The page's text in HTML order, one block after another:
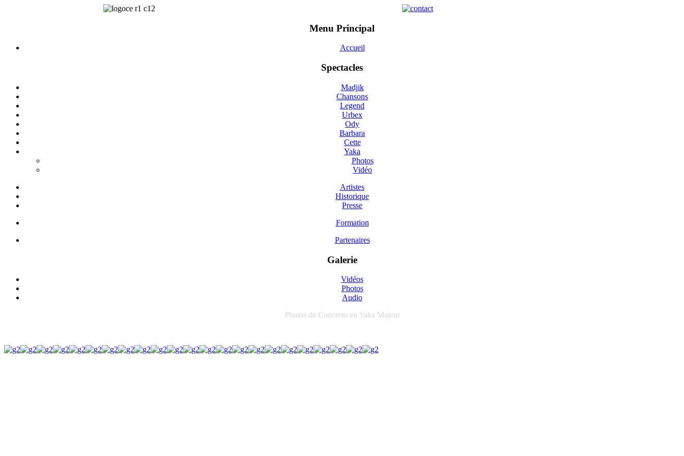
Menu Principal
Accueil
Spectacles
Madjik
Chansons
Legend
Urbex
Ody
Barbara
Cette
Yaka
Photos
Vidéo
Artistes
Historique
Presse
Formation
Partenaires
Galerie
Vidéos
Photos
Audio
Photos de Concerto en Yaka Majeur